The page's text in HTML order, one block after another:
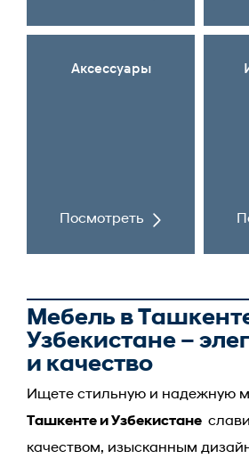
Аксессуары
Посмотреть
Мебель в
Узбекистане –
и качество
Ищете стильную и надежную
Ташкенте и Узбекистане
качеством, изысканным